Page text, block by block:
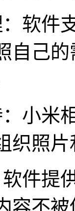
软件
自己
小米
织照
件提